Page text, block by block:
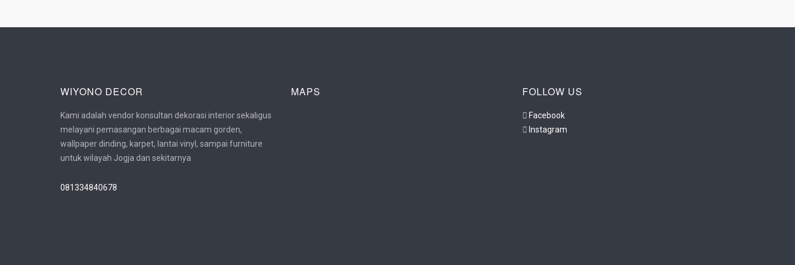
WIYONO DECOR
Kami adalah vendor konsultan dekorasi interior sekaligus
melayani pemasangan berbagai macam gorden,
wallpaper dinding, karpet, lantai vinyl, sampai furniture
untuk wilayah Jogja dan sekitarnya
081334840678
MAPS FOLLOW US
Facebook
Instagram